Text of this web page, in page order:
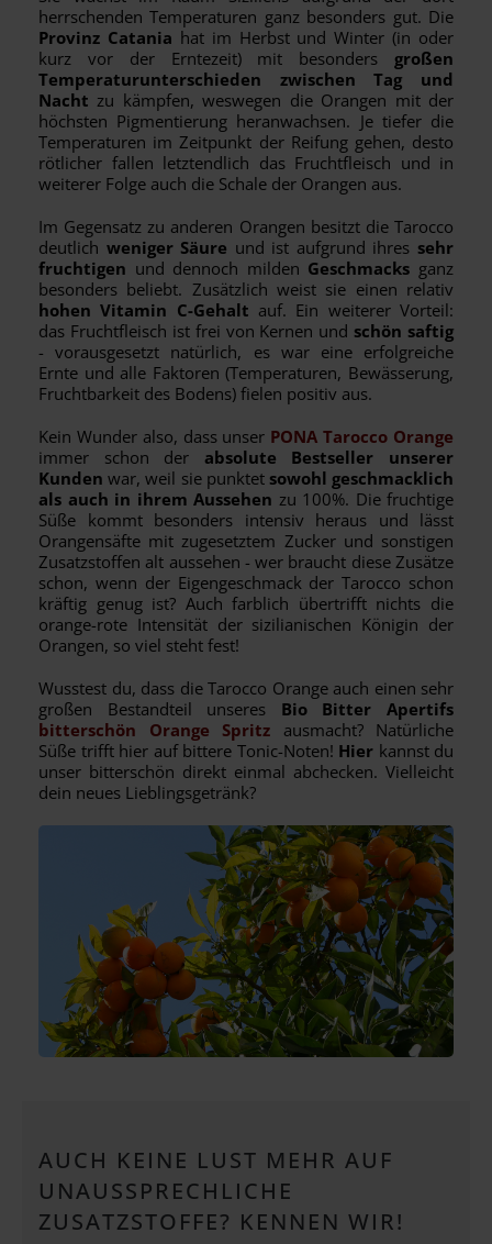
herrschenden Temperaturen ganz besonders gut. Die
Provinz Catania hat im Herbst und Winter (in oder
kurz vor der Erntezeit) mit besonders großen
Temperaturunterschieden zwischen Tag und
Nacht zu kämpfen, weswegen die Orangen mit der
höchsten Pigmentierung heranwachsen. Je tiefer die
Temperaturen im Zeitpunkt der Reifung gehen, desto
rötlicher fallen letztendlich das Fruchtfleisch und in
weiterer Folge auch die Schale der Orangen aus.
Im Gegensatz zu anderen Orangen besitzt die Tarocco
deutlich weniger Säure und ist aufgrund ihres sehr
fruchtigen und dennoch milden Geschmacks ganz
besonders beliebt. Zusätzlich weist sie einen relativ
hohen Vitamin C-Gehalt auf. Ein weiterer Vorteil:
das Fruchtfleisch ist frei von Kernen und schön saftig
- vorausgesetzt natürlich, es war eine erfolgreiche
Ernte und alle Faktoren (Temperaturen, Bewässerung,
Fruchtbarkeit des Bodens) fielen positiv aus.
Kein Wunder also, dass unser PONA Tarocco Orange
immer schon der absolute Bestseller unserer
Kunden war, weil sie punktet sowohl geschmacklich
als auch in ihrem Aussehen zu 100%. Die fruchtige
Süße kommt besonders intensiv heraus und lässt
Orangensäfte mit zugesetztem Zucker und sonstigen
Zusatzstoffen alt aussehen - wer braucht diese Zusätze
schon, wenn der Eigengeschmack der Tarocco schon
kräftig genug ist? Auch farblich übertrifft nichts die
orange-rote Intensität der sizilianischen Königin der
Orangen, so viel steht fest!
Wusstest du, dass die Tarocco Orange auch einen sehr
großen Bestandteil unseres
Bio Bitter Apertifs
bitterschön Orange Spritz
ausmacht? Natürliche
Süße trifft hier auf bittere Tonic-Noten! Hier kannst du
unser bitterschön direkt einmal abchecken. Vielleicht
dein neues Lieblingsgetränk?
AUCH KEINE LUST MEHR AUF
UNAUSSPRECHLICHE
ZUSATZSTOFFE? KENNEN WIR!